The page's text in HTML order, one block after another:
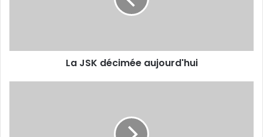
La JSK décimée aujourd'hui